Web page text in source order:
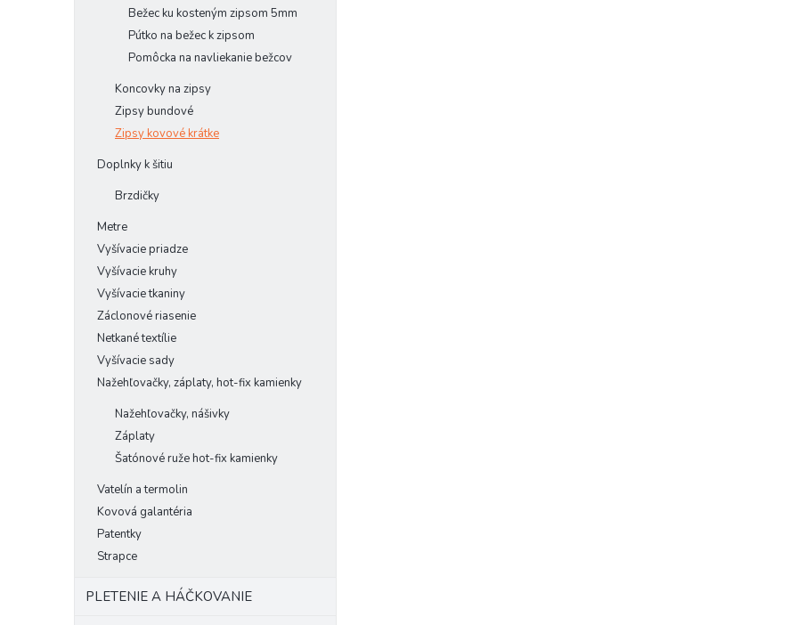
Bežec ku kosteným zipsom 5mm
Pútko na bežec k zipsom
Pomôcka na navliekanie bežcov
Koncovky na zipsy
Zipsy bundové
Zipsy kovové krátke
Doplnky k šitiu
Brzdičky
Metre
Vyšívacie priadze
Vyšívacie kruhy
Vyšívacie tkaniny
Záclonové riasenie
Netkané textílie
Vyšívacie sady
Nažehľovačky, záplaty, hot-fix kamienky
Nažehľovačky, nášivky
Záplaty
Šatónové ruže hot-fix kamienky
Vatelín a termolin
Kovová galantéria
Patentky
Strapce
PLETENIE A HÁČKOVANIE